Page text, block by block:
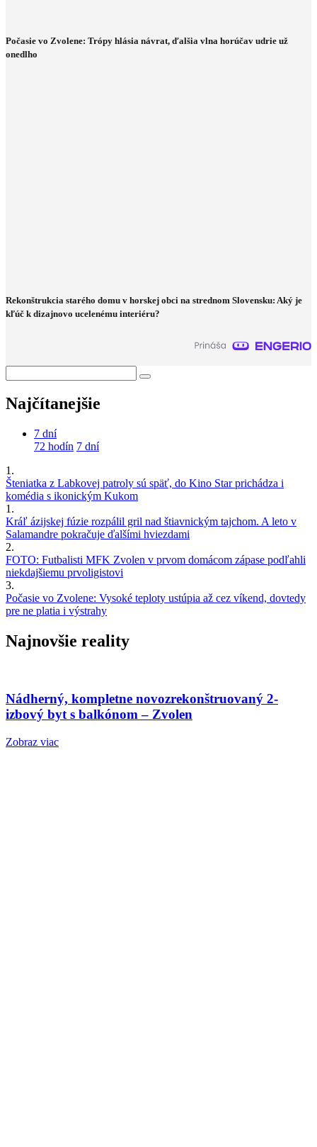
Počasie vo Zvolene: Trópy hlásia návrat, ďalšia vlna horúčav udrie už
onedlho
Rekonštrukcia starého domu v horskej obci na strednom Slovensku: Aký je
kľúč k dizajnovo ucelenému interiéru?
Najčítanejšie
7 dní
72 hodín 7 dní
1.
Šteniatka z Labkovej patroly sú späť, do Kino Star prichádza i
komédia s ikonickým Kukom
1.
Kráľ ázijskej fúzie rozpálil gril nad štiavnickým tajchom. A leto v
Salamandre pokračuje ďalšími hviezdami
2.
FOTO: Futbalisti MFK Zvolen v prvom domácom zápase podľahli
niekdajšiemu prvoligistovi
3.
Počasie vo Zvolene: Vysoké teploty ustúpia až cez víkend, dovtedy
pre ne platia i výstrahy
Najnovšie reality
Nádherný, kompletne novozrekonštruovaný 2-
izbový byt s balkónom – Zvolen
Zobraz viac